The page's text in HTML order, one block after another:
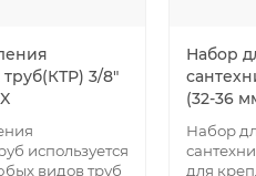
3/8"
используется
видов труб
Набор
(32-36
Набор
для